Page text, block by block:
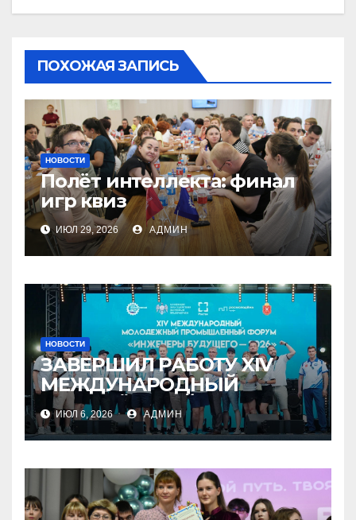
ПОХОЖАЯ ЗАПИСЬ
НОВОСТИ
Полёт интеллекта: финал
игр квиз
ИЮЛ 29, 2026 АДМИН
НОВОСТИ
ЗАВЕРШИЛ РАБОТУ XIV
МЕЖДУНАРОДНЫЙ
МОЛОДЁЖНЫЙ
ПРОМЫШЛЕННЫЙ ФОРУМ
«ИНЖЕНЕРЫ БУДУЩЕГО –
2026»
ИЮЛ 6, 2026 АДМИН